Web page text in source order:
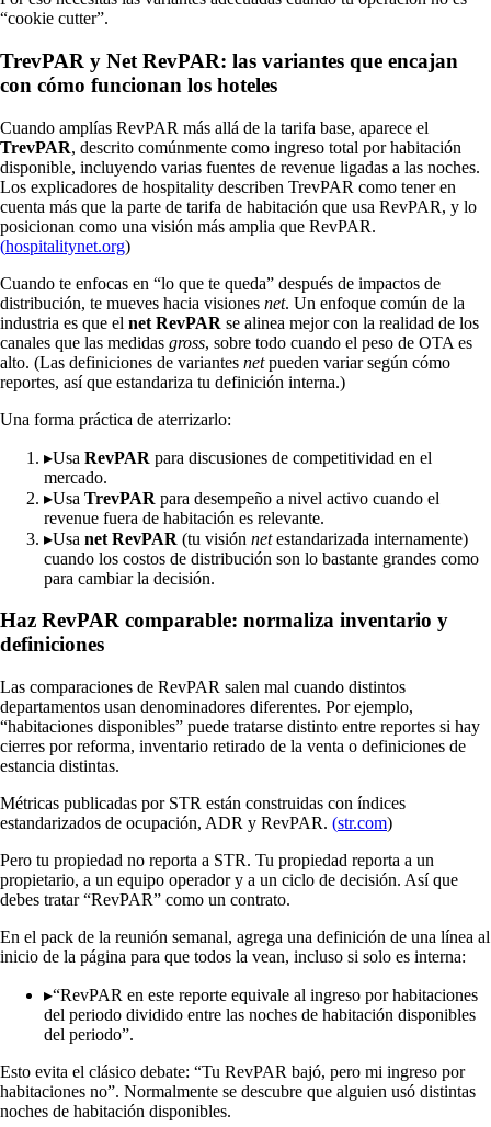
“cookie cutter”.
TrevPAR y Net RevPAR: las variantes que encajan
con cómo funcionan los hoteles
Cuando amplías RevPAR más allá de la tarifa base, aparece el
TrevPAR, descrito comúnmente como ingreso total por habitación
disponible, incluyendo varias fuentes de revenue ligadas a las noches.
Los explicadores de hospitality describen TrevPAR como tener en
cuenta más que la parte de tarifa de habitación que usa RevPAR, y lo
posicionan como una visión más amplia que RevPAR.
(hospitalitynet.org)
Cuando te enfocas en “lo que te queda” después de impactos de
distribución, te mueves hacia visiones net. Un enfoque común de la
industria es que el net RevPAR se alinea mejor con la realidad de los
canales que las medidas gross, sobre todo cuando el peso de OTA es
alto. (Las definiciones de variantes netpueden variar según cómo
reportes, así que estandariza tu definición interna.)
Una forma práctica de aterrizarlo:
▸Usa RevPAR para discusiones de competitividad en el
mercado.
▸Usa TrevPAR para desempeño a nivel activo cuando el
revenue fuera de habitación es relevante.
▸Usa net RevPAR (tu visión netestandarizada internamente)
cuando los costos de distribución son lo bastante grandes como
para cambiar la decisión.
Haz RevPAR comparable: normaliza inventario y
definiciones
Las comparaciones de RevPAR salen mal cuando distintos
departamentos usan denominadores diferentes. Por ejemplo,
“habitaciones disponibles” puede tratarse distinto entre reportes si hay
cierres por reforma, inventario retirado de la venta o definiciones de
estancia distintas.
Métricas publicadas por STR están construidas con índices
estandarizados de ocupación, ADR y RevPAR. (str.com)
Pero tu propiedad no reporta a STR. Tu propiedad reporta a un
propietario, a un equipo operador y a un ciclo de decisión. Así que
debes tratar “RevPAR” como un contrato.
En el pack de la reunión semanal, agrega una definición de una línea al
inicio de la página para que todos la vean, incluso si solo es interna:
▸“RevPAR en este reporte equivale al ingreso por habitaciones
del periodo dividido entre las noches de habitación disponibles
del periodo”.
Esto evita el clásico debate: “Tu RevPAR bajó, pero mi ingreso por
habitaciones no”. Normalmente se descubre que alguien usó distintas
noches de habitación disponibles.